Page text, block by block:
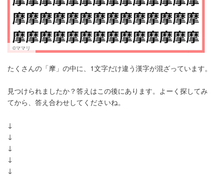
©ママリ
たくさんの「摩」の中に、1文字だけ違う漢字が混ざっています。
見つけられましたか？答えはこの後にあります。よーく探してみ
てから、答え合わせしてくださいね。
↓
↓
↓
↓
↓